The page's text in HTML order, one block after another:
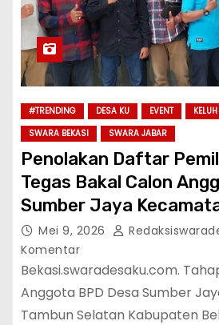
#TRENDING DESA KU EVENT
SWARA BEKASI
SWARA JABAR
Penolakan Daftar
Tegas Bakal Calon
Sumber Jaya
Selatan Kabupaten
Data Dari Kepala Dusun
Mei 9, 2026
Komentar
Bekasi.swaradesaku.com.
Anggota BPD Desa Sumber
Tambun Selatan Kabupaten